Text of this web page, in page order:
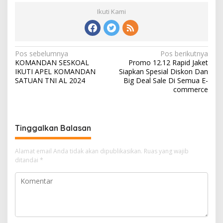
Ikuti Kami
N
a
v
a
s
i
p
o
Pos sebelumnya
KOMANDAN SESKOAL
IKUTI APEL KOMANDAN
SATUAN TNI AL 2024
Pos berikutnya
Promo 12.12 Rapid Jaket
Siapkan Spesial Diskon Dan
Big Deal Sale Di Semua E-
commerce
Tinggalkan Balasan
Alamat email Anda tidak akan dipublikasikan. Ruas yang wajib
ditandai *